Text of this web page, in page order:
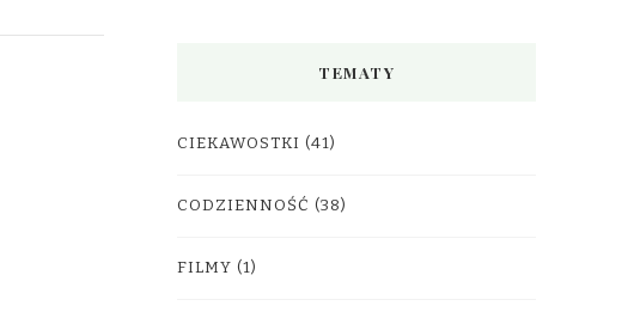
TEMATY
CIEKAWOSTKI (41)
CODZIENNOŚĆ (38)
FILMY (1)